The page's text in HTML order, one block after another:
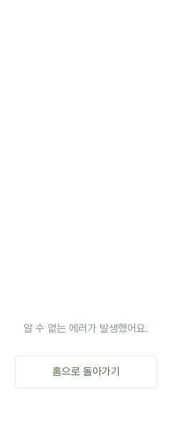
알 수 없는 에러가 발생했어요.
홈으로 돌아가기